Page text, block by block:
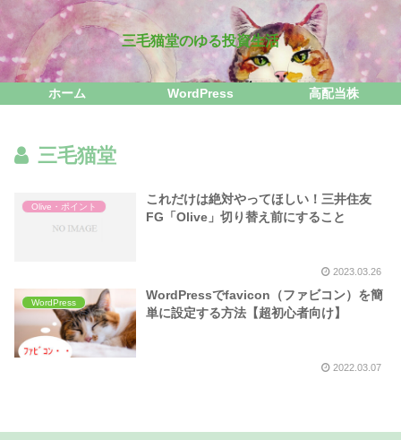
三毛猫堂のゆる投資生活
ホーム WordPress 高配当株
三毛猫堂
Olive・ポイント
これだけは絶対やってほしい！三井住友
FG「Olive」切り替え前にすること
2023.03.26
WordPress
WordPressでfavicon（ファビコン）を簡
単に設定する方法【超初心者向け】
2022.03.07